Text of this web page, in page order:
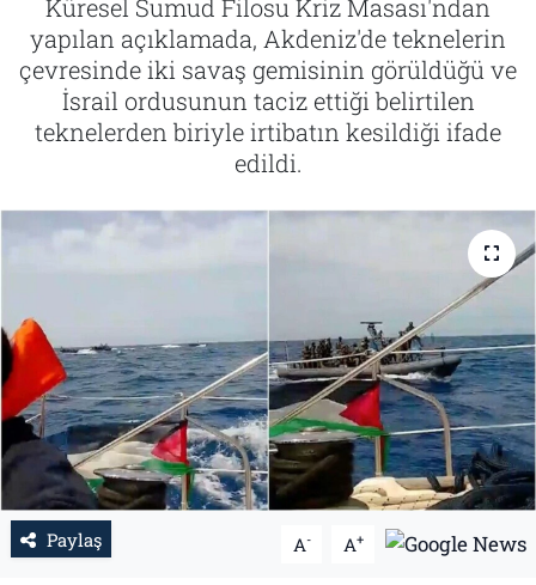
Küresel Sumud Filosu Kriz Masası'ndan
yapılan açıklamada, Akdeniz'de teknelerin
çevresinde iki savaş gemisinin görüldüğü ve
İsrail ordusunun taciz ettiği belirtilen
teknelerden biriyle irtibatın kesildiği ifade
edildi.
Paylaş A- A+
Tarih
İletişim
Künye